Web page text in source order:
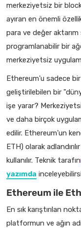
merkeziyetsiz bir
ayıran en önemli
para ve değer
programlanabilir bir
merkeziyetsiz
Ethereum'u sadece
geliştirilebilen bir
işe yarar?
ve daha birçok
edilir. Ethereum'un
ETH) olarak
kullanılır. Teknik
yazımda
Ethereum ile
En sık karıştırılan
platformun ve ağın